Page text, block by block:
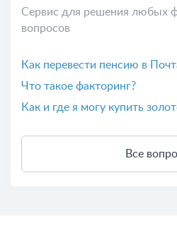
Сервис для решения любых
вопросов
Как перевести пенсию в
Что такое факторинг?
Как и где я могу купить
Все